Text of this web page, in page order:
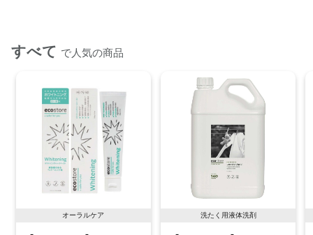
すべて で人気の商品
オーラルケア 洗たく用液体洗剤